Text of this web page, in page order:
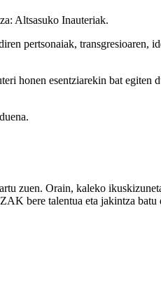
Altsasuko Inauteriak.
pertsonaiak, transgresioaren,
honen esentziarekin bat egiten
zuen. Orain, kaleko
bere talentua eta jakintza batu